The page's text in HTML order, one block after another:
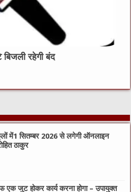
बिजली रहेगी बंद
में1 सितम्बर 2026 से लगेगी ऑनलाइन
ठाकुर
जुट होकर कार्य करना होगा – उपायुक्त